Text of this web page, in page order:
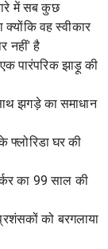
में सब कुछ
वह स्वीकार
नहीं' है
पारंपरिक झाड़ू की
झगड़े का समाधान
फ्लोरिडा घर की
का 99 साल की
को बरगलाया